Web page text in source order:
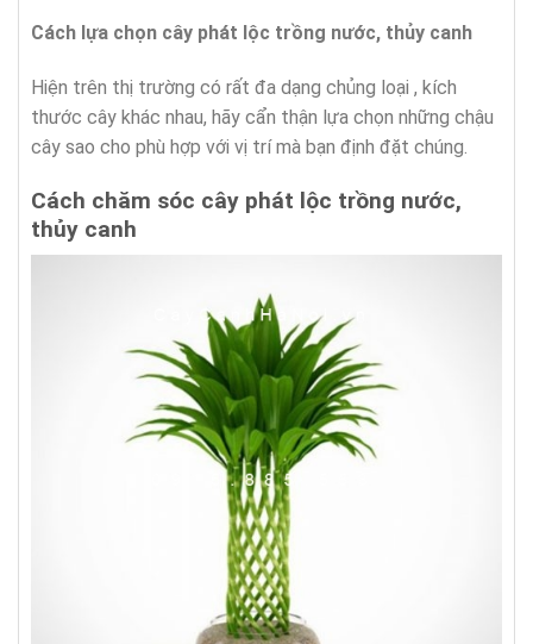
Cách lựa chọn cây phát lộc trồng nước, thủy canh
Hiện trên thị trường có rất đa dạng chủng loại , kích
thước cây khác nhau, hãy cẩn thận lựa chọn những chậu
cây sao cho phù hợp với vị trí mà bạn định đặt chúng.
Cách chăm sóc cây phát lộc trồng nước,
thủy canh